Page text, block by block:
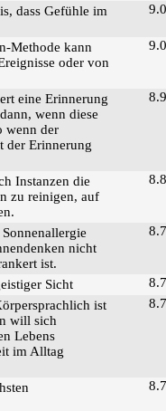
dass Gefühle im
9.0
Methode kann
oder von
9.0
eine Erinnerung
wenn diese
wenn der
der Erinnerung
8.9
Instanzen die
zu reinigen, auf
8.8
nicht
ist.
8.7
Sicht
8.7
ist
will sich
Lebens
im Alltag
8.7
8.7